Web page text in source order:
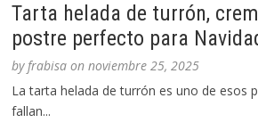
Tarta helada de turrón,
postre perfecto para
byfrabisa onnoviembre 25, 2025
La tarta helada de turrón es uno de esos
fallan...